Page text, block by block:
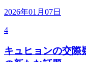
2026年01月07日
4
キュヒョンの交際